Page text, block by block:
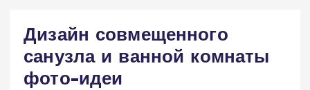
Дизайн совмещенного
санузла и ванной комнаты
фото-идеи